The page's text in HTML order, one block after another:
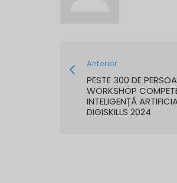
Anterior
PESTE 300 DE
WORKSHOP
INTELIGENȚĂ
DIGISKILLS 2024